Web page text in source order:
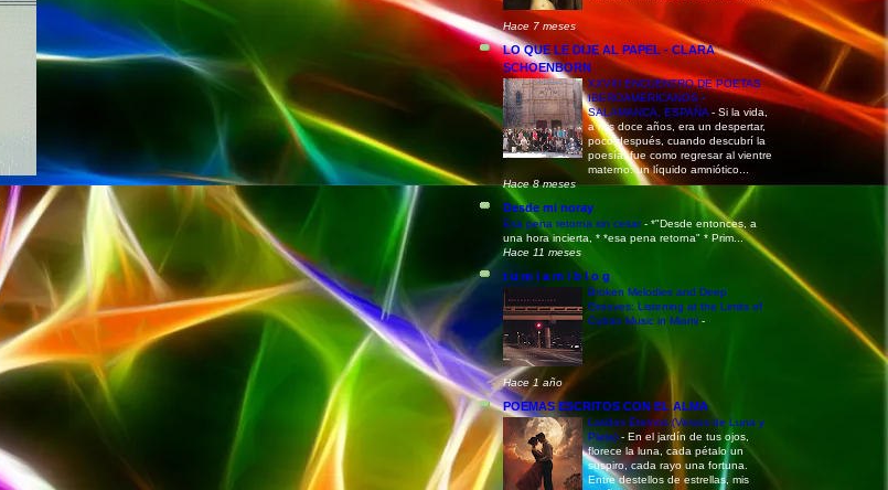
Hace 7 meses
LO QUE LE DIJE AL PAPEL - CLARA
SCHOENBORN
XXVIII ENCUENTRO DE POETAS
IBEROAMERICANOS -
SALAMANCA, ESPAÑA - Si la vida,
a mis doce años, era un despertar,
poco después, cuando descubrí la
poesía, fue como regresar al vientre
materno: un líquido amniótico...
Hace 8 meses
Desde mi noray
Esa pena retorna sin cesar- *"Desde entonces, a
una hora incierta, * *esa pena retorna" * Prim...
Hace 11 meses
t u m i a m i b l o g
Broken Melodies and Deep
Grooves: Listening at the Limits of
Cuban Music in Miami -
Hace 1 año
POEMAS ESCRITOS CON EL ALMA
Latidos Eternos (Versos de Luna y
Plata) - En el jardín de tus ojos,
florece la luna, cada pétalo un
suspiro, cada rayo una fortuna.
Entre destellos de estrellas, mis